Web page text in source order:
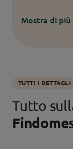
Mostra di più
TUTTI I DETTAGLI
Tutto